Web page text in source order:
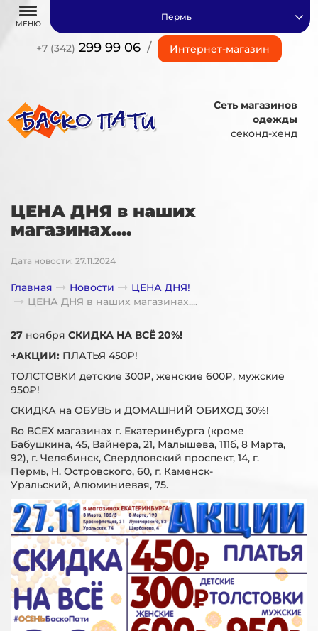
МЕНЮ
+7 (342) 299 99 06 / Интернет-магазин
Пермь
Сеть магазинов
одежды
секонд-хенд
ЦЕНА ДНЯ в наших
магазинах....
Дата новости: 27.11.2024
Главная Новости
ЦЕНА ДНЯ!
ЦЕНА ДНЯ в наших магазинах....
27 ноября СКИДКА НА ВСЁ 20%!
+АКЦИИ: ПЛАТЬЯ 450₽!
ТОЛСТОВКИ детские 300₽, женские 600₽, мужские
950₽!
СКИДКА на ОБУВЬ и ДОМАШНИЙ ОБИХОД 30%!
Во ВСЕХ магазинах г. Екатеринбурга (кроме
Бабушкина, 45, Вайнера, 21, Малышева, 111б, 8 Марта,
92), г. Челябинск, Свердловский проспект, 14, г.
Пермь, Н. Островского, 60, г. Каменск-
Уральский, Алюминиевая, 75.